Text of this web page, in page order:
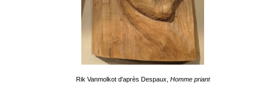
Rik Vanmolkot d'après Despaux, Homme priant